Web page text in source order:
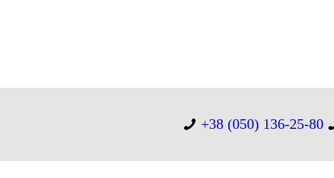
+38 (050) 136-25-80